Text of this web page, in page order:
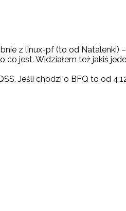
z linux-pf (to od Natalenki)
jest. Widziałem też jakiś
Jeśli chodzi o BFQ to od